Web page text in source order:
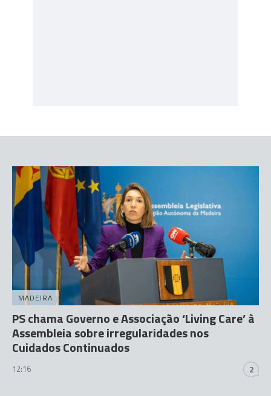
MADEIRA
PS chama Governo e Associação ‘Living Care’ à
Assembleia sobre irregularidades nos
Cuidados Continuados
12:16 2